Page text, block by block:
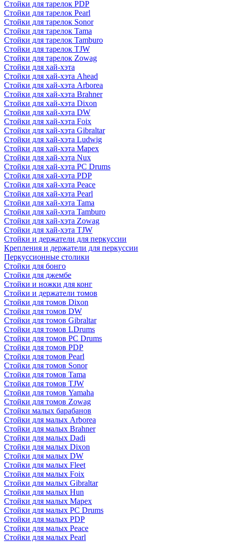
Стойки для тарелок PDP
Стойки для тарелок Pearl
Стойки для тарелок Sonor
Стойки для тарелок Tama
Стойки для тарелок Tamburo
Стойки для тарелок TJW
Стойки для тарелок Zowag
Стойки для хай-хэта
Стойки для хай-хэта Ahead
Стойки для хай-хэта Arborea
Стойки для хай-хэта Brahner
Стойки для хай-хэта Dixon
Стойки для хай-хэта DW
Стойки для хай-хэта Foix
Стойки для хай-хэта Gibraltar
Стойки для хай-хэта Ludwig
Стойки для хай-хэта Mapex
Стойки для хай-хэта Nux
Стойки для хай-хэта PC Drums
Стойки для хай-хэта PDP
Стойки для хай-хэта Peace
Стойки для хай-хэта Pearl
Стойки для хай-хэта Tama
Стойки для хай-хэта Tamburo
Стойки для хай-хэта Zowag
Стойки для хай-хэта TJW
Стойки и держатели для перкуссии
Крепления и держатели для перкуссии
Перкуссионные столики
Стойки для бонго
Стойки для джембе
Стойки и ножки для конг
Стойки и держатели томов
Стойки для томов Dixon
Стойки для томов DW
Стойки для томов Gibraltar
Стойки для томов LDrums
Стойки для томов PC Drums
Стойки для томов PDP
Стойки для томов Pearl
Стойки для томов Sonor
Стойки для томов Tama
Стойки для томов TJW
Стойки для томов Yamaha
Стойки для томов Zowag
Стойки малых барабанов
Стойки для малых Arborea
Стойки для малых Brahner
Стойки для малых Dadi
Стойки для малых Dixon
Стойки для малых DW
Стойки для малых Fleet
Стойки для малых Foix
Стойки для малых Gibraltar
Стойки для малых Hun
Стойки для малых Mapex
Стойки для малых PC Drums
Стойки для малых PDP
Стойки для малых Peace
Стойки для малых Pearl